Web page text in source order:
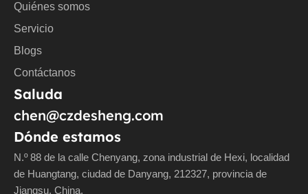
Quiénes somos
Servicio
Blogs
Contáctanos
Saluda
chen@czdesheng.com
Dónde estamos
N.º 88 de la calle Chenyang, zona industrial de Hexi, localidad
de Huangtang, ciudad de Danyang, 212327, provincia de
Jiangsu, China.